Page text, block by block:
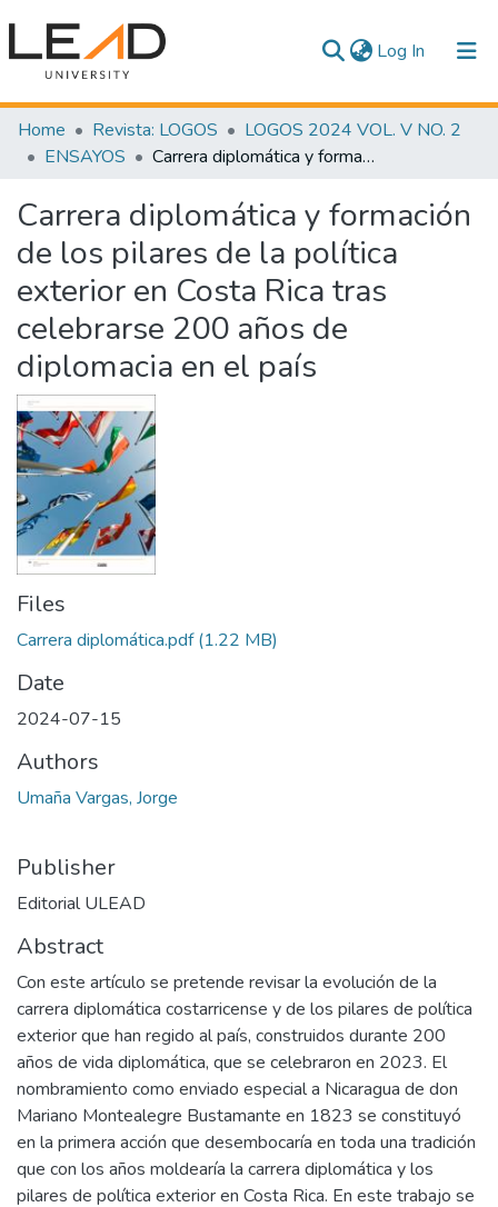
Log In (current)
Communities & Collections
All of DSpace
Statistics
Home Revista: LOGOS
LOGOS 2024 VOL. V NO. 2
ENSAYOS
Carrera diplomática y formación de los pilares de la política exterior en Costa Rica tras celebrarse 200 años de diplomacia en el país
Carrera diplomática y formación
de los pilares de la política
exterior en Costa Rica tras
celebrarse 200 años de
diplomacia en el país
Files
Carrera diplomática.pdf(1.22 MB)
Date
2024-07-15
Authors
Umaña Vargas, Jorge
Publisher
Editorial ULEAD
Abstract
Con este artículo se pretende revisar la evolución de la
carrera diplomática costarricense y de los pilares de política
exterior que han regido al país, construidos durante 200
años de vida diplomática, que se celebraron en 2023. El
nombramiento como enviado especial a Nicaragua de don
Mariano Montealegre Bustamante en 1823 se constituyó
en la primera acción que desembocaría en toda una tradición
que con los años moldearía la carrera diplomática y los
pilares de política exterior en Costa Rica. En este trabajo se